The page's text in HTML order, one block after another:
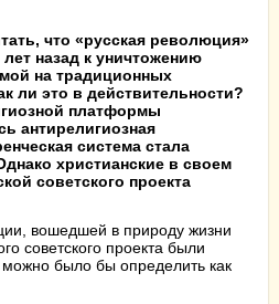
что «русская революция»
назад к уничтожению
на традиционных
ли это в действительности?
платформы
антирелигиозная
система стала
христианские в своем
советского проекта
вошедшей в природу жизни
советского проекта были
было бы определить как